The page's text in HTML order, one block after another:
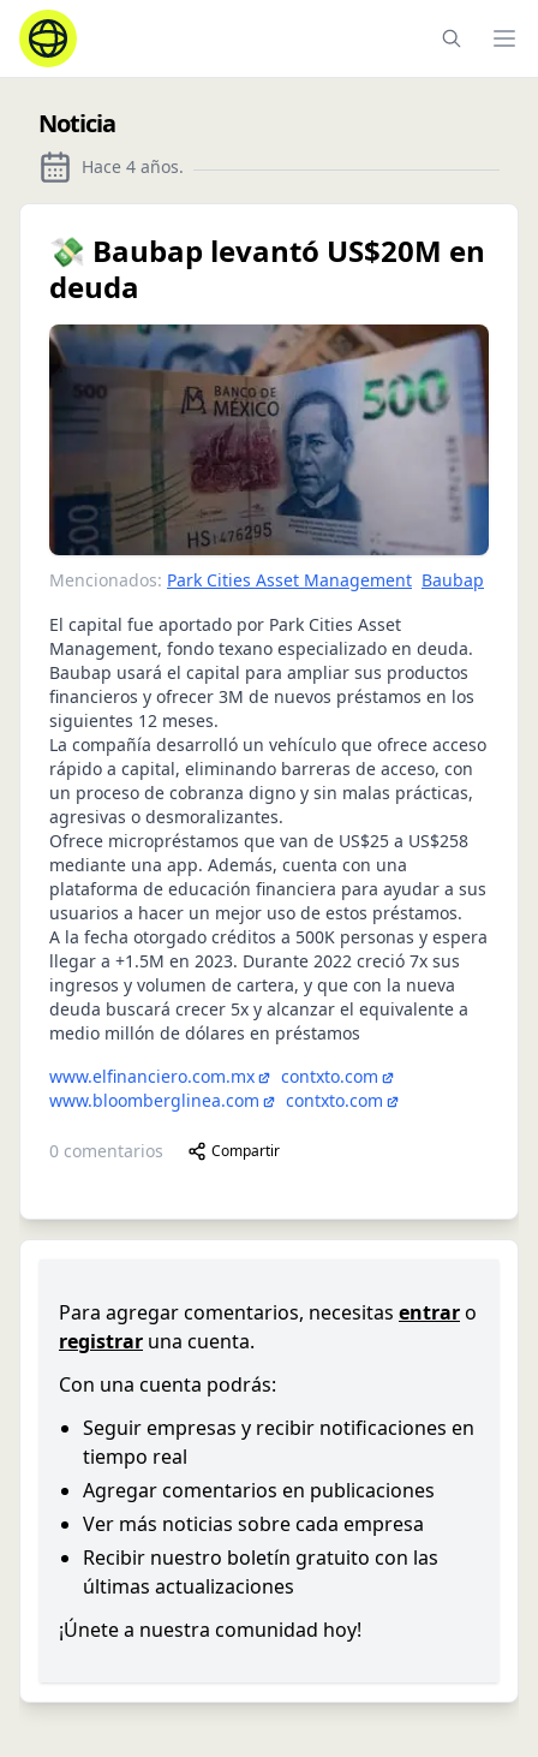
Noticia
Hace 4 años.
💸 Baubap levantó US$20M en
deuda
Mencionados: Park Cities Asset Management Baubap
El capital fue aportado por Park Cities Asset
Management, fondo texano especializado en deuda.
Baubap usará el capital para ampliar sus productos
financieros y ofrecer 3M de nuevos préstamos en los
siguientes 12 meses.
La compañía desarrolló un vehículo que ofrece acceso
rápido a capital, eliminando barreras de acceso, con
un proceso de cobranza digno y sin malas prácticas,
agresivas o desmoralizantes.
Ofrece micropréstamos que van de US$25 a US$258
mediante una app. Además, cuenta con una
plataforma de educación financiera para ayudar a sus
usuarios a hacer un mejor uso de estos préstamos.
A la fecha otorgado créditos a 500K personas y espera
llegar a +1.5M en 2023. Durante 2022 creció 7x sus
ingresos y volumen de cartera, y que con la nueva
deuda buscará crecer 5x y alcanzar el equivalente a
medio millón de dólares en préstamos
www.elfinanciero.com.mx
contxto.com
www.bloomberglinea.com
contxto.com
0 comentarios Compartir
Para agregar comentarios, necesitas entraro
registrar una cuenta.
Con una cuenta podrás:
Seguir empresas y recibir notificaciones en
tiempo real
Agregar comentarios en publicaciones
Ver más noticias sobre cada empresa
Recibir nuestro boletín gratuito con las
últimas actualizaciones
¡Únete a nuestra comunidad hoy!